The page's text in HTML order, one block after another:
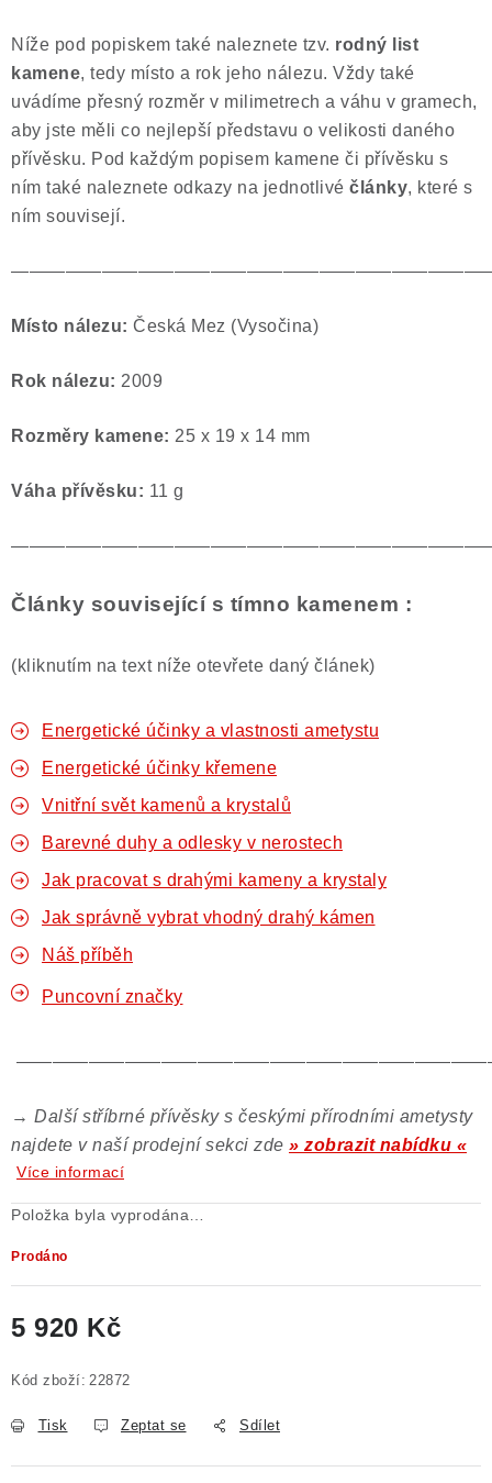
Níže pod popiskem také naleznete tzv. rodný list
kamene, tedy místo a rok jeho nálezu. Vždy také
uvádíme přesný rozměr v milimetrech a váhu v gramech,
aby jste měli co nejlepší představu o velikosti daného
přívěsku. Pod každým popisem kamene či přívěsku s
ním také naleznete odkazy na jednotlivé články, které s
ním souvisejí.
Místo nálezu: Česká Mez (Vysočina)
Rok nálezu: 2009
Rozměry kamene: 25 x 19 x 14 mm
Váha přívěsku: 11 g
Články související s tímno kamenem :
(kliknutím na text níže otevřete daný článek)
Energetické účinky a vlastnosti ametystu
Energetické účinky křemene
Vnitřní svět kamenů a krystalů
Barevné duhy a odlesky v nerostech
Jak pracovat s drahými kameny a krystaly
Jak správně vybrat vhodný drahý kámen
Náš příběh
Puncovní značky
→ Další stříbrné přívěsky s českými přírodními ametysty
najdete v naší prodejní sekci zde » zobrazit nabídku «
Více informací
Položka byla vyprodána…
Prodáno
5 920 Kč
Kód zboží: 22872
Tisk Zeptat se Sdílet